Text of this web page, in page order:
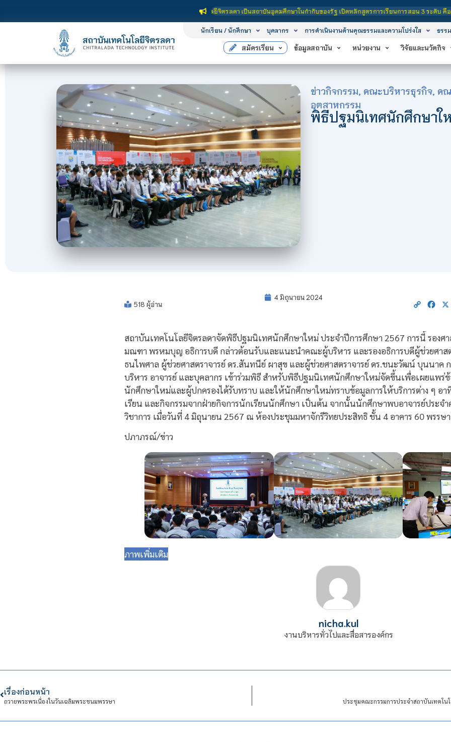
สถาบันเทคโนโลยีจิตรลดา เป็นสถาบันอุดมศึกษาในกำกับของรัฐ เปิดหลักสูตรการเรียนการสอน 3 ระดับ คือ ระดับประกา
นักเรียน / นักศึกษา บุคลากร การดำเนินงานด้านคุณธรรมและความโปร่งใส ธรร
สมัครเรียน ข้อมูลสถาบัน หน่วยงาน วิจัยและนวัตกิจ
ข่าวกิจกรรม, คณะบริหารธุรกิจ, ค
อุตสาหกรรม
พิธีปฐมนิเทศนักศึกษาใ
518 ผู้อ่าน
4 มิถุนายน 2024
Copy
สถาบันเทคโนโลยีจิตรลดาจัดพิธีปฐมนิเทศนักศึกษาใหม่ ประจำปีการศึกษา 2567 การนี้ รองศ
มณฑา พรหมบุญ อธิการบดี กล่าวต้อนรับและแนะนำคณะผู้บริหาร และรองอธิการบดีผู้ช่วยศาส
ธนไพศาล ผู้ช่วยศาสตราจารย์ ดร.สันทนีย์ ผาสุข และผู้ช่วยศาสตราจารย์ ดร.ชนะวัฒน์ บุนนาค
บริหาร อาจารย์ และบุคลากร เข้าร่วมพิธี สำหรับพิธีปฐมนิเทศนักศึกษาใหม่จัดขึ้นเพื่อเผยแพร่
นักศึกษาใหม่และผู้ปกครองได้รับทราบ และให้นักศึกษาใหม่ทราบข้อมูลการให้บริการต่าง ๆ อา
เรียน และกิจกรรมจากฝ่ายกิจการนักเรียนนักศึกษา เป็นต้น จากนั้นนักศึกษาพบอาจารย์ประจ
วิชาการ เมื่อวันที่ 4 มิถุนายน 2567 ณ ห้องประชุมมหาจักรีวิทยประสิทธิ ชั้น 4 อาคาร 60 พรรษ
ปภาภรณ์/ข่าว
ภาพเพิ่มเติม
nicha.kul
งานบริหารทั่วไปและสื่อสารองค์กร
เรื่องก่อนหน้า
ถวายพระพรเนื่องในวันเฉลิมพระชนมพรรษา ประชุมคณะกรรมการประจำสถาบันเทคโน